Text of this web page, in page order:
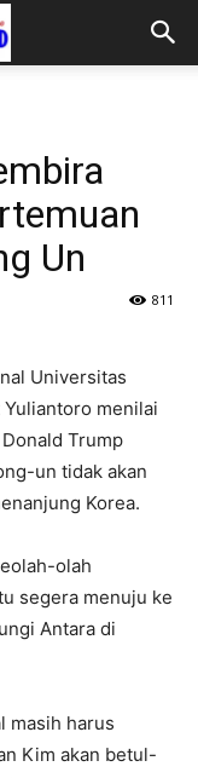
Un
811
Universitas
Yuliantoro menilai
Trump
un tidak akan
Korea.
olah
segera menuju ke
Antara di
masih harus
Kim akan betul-